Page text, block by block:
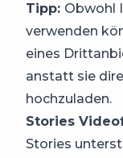
Tipp: Obwohl
verwenden
eines
anstatt sie
hochzuladen.
Stories
Stories